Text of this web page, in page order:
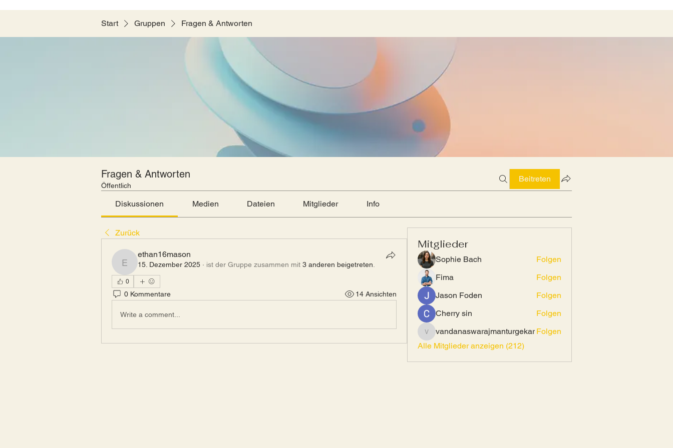
Start Gruppen Fragen & Antworten
Fragen & Antworten
Öffentlich
Beitreten
Diskussionen Medien Dateien Mitglieder Info
Zurück
ethan16mason
ethan16mason
15. Dezember 2025 · ist der Gruppe zusammen mit 3 anderen beigetreten
0
0 Kommentare 14 Ansichten
Write a comment...
Mitglieder
Sophie Bach
Folgen
Fima
Folgen
Jason Foden
Folgen
Cherry sin
Folgen
vandanaswarajmanturgekar
vandanaswarajmanturgekar Folgen
Alle Mitglieder anzeigen (212)